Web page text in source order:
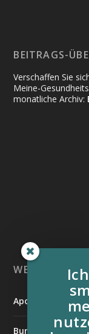
BEITRAGS-
Verschaffen Sie
Meine-
monatliche Archiv:
WEITERE
Apotheken
Bundesverband